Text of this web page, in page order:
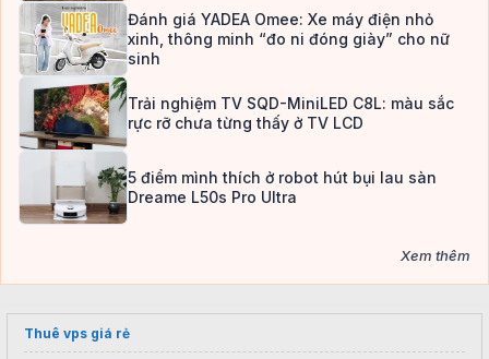
Đánh giá YADEA Omee: Xe máy điện nhỏ
xinh, thông minh “đo ni đóng giày” cho nữ
sinh
Trải nghiệm TV SQD-MiniLED C8L: màu sắc
rực rỡ chưa từng thấy ở TV LCD
5 điểm mình thích ở robot hút bụi lau sàn
Dreame L50s Pro Ultra
Xem thêm
Thuê vps giá rẻ